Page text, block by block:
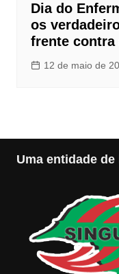
Dia do
os
frente contra
12 de maio de
Uma entidade de